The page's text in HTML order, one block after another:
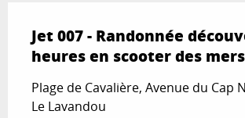
Jet 007 - Randonnée
heures en scooter des mers
Plage de Cavalière, Avenue du Cap
Le Lavandou